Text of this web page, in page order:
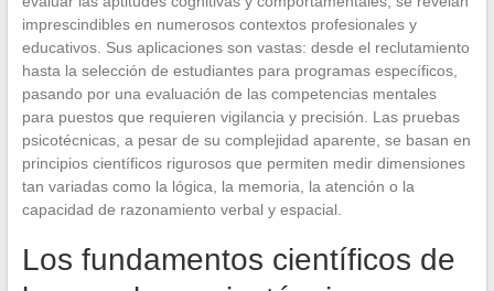
imprescindibles en numerosos contextos profesionales y
educativos. Sus aplicaciones son vastas: desde el reclutamiento
hasta la selección de estudiantes para programas específicos,
pasando por una evaluación de las competencias mentales
para puestos que requieren vigilancia y precisión. Las pruebas
psicotécnicas, a pesar de su complejidad aparente, se basan en
principios científicos rigurosos que permiten medir dimensiones
tan variadas como la lógica, la memoria, la atención o la
capacidad de razonamiento verbal y espacial.
Los fundamentos científicos de